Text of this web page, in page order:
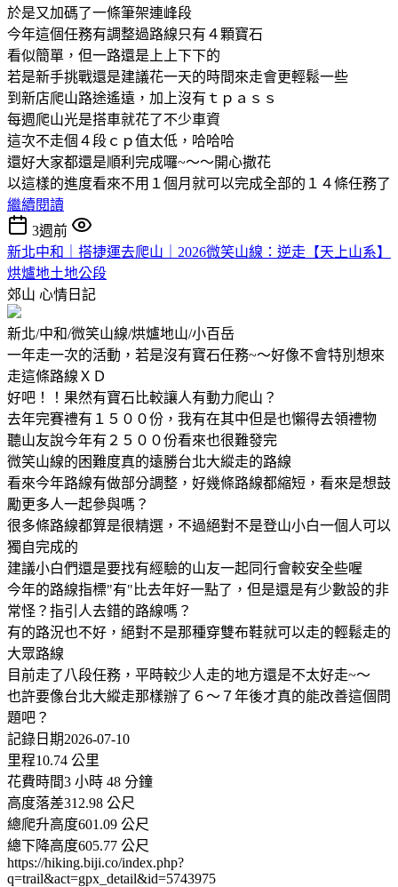
於是又加碼了一條筆架連峰段
今年這個任務有調整過路線只有４顆寶石
看似簡單，但一路還是上上下下的
若是新手挑戰還是建議花一天的時間來走會更輕鬆一些
到新店爬山路途遙遠，加上沒有ｔｐａｓｓ
每週爬山光是搭車就花了不少車資
這次不走個４段ｃｐ值太低，哈哈哈
還好大家都還是順利完成囉~～～開心撒花
以這樣的進度看來不用１個月就可以完成全部的１４條任務了
繼續閱讀
3週前
新北中和｜搭捷運去爬山｜2026微笑山線：逆走【天上山系】
烘爐地土地公段
郊山 心情日記
新北/中和/微笑山線/烘爐地山/小百岳
一年走一次的活動，若是沒有寶石任務~～好像不會特別想來
走這條路線ＸＤ
好吧！！果然有寶石比較讓人有動力爬山？
去年完賽禮有１５００份，我有在其中但是也懶得去領禮物
聽山友說今年有２５００份看來也很難發完
微笑山線的困難度真的遠勝台北大縱走的路線
看來今年路線有做部分調整，好幾條路線都縮短，看來是想鼓
勵更多人一起參與嗎？
很多條路線都算是很精選，不過絕對不是登山小白一個人可以
獨自完成的
建議小白們還是要找有經驗的山友一起同行會較安全些喔
今年的路線指標"有"比去年好一點了，但是還是有少數設的非
常怪？指引人去錯的路線嗎？
有的路況也不好，絕對不是那種穿雙布鞋就可以走的輕鬆走的
大眾路線
目前走了八段任務，平時較少人走的地方還是不太好走~～
也許要像台北大縱走那樣辦了６～７年後才真的能改善這個問
題吧？
記錄日期2026-07-10
里程10.74 公里
花費時間3 小時 48 分鐘
高度落差312.98 公尺
總爬升高度601.09 公尺
總下降高度605.77 公尺
https://hiking.biji.co/index.php?
q=trail&act=gpx_detail&id=5743975